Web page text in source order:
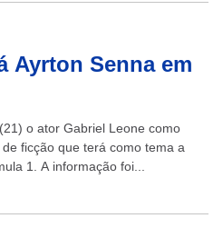
Ayrton Senna em
o ator Gabriel Leone como
ficção que terá como tema a
1. A informação foi...